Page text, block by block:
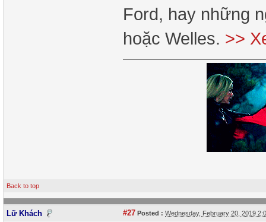
Ford, hay những
hoặc Welles. >>
Back to top
Lữ Khách #27 Posted : Wednesday, February 20, 2019